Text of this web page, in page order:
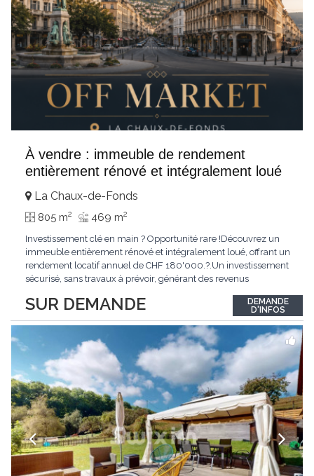
À vendre : immeuble de rendement
entièrement rénové et intégralement loué
SUR DEMANDE
La Chaux-de-Fonds
805 m2 469 m2
Investissement clé en main ? Opportunité rare !Découvrez un
immeuble entièrement rénové et intégralement loué, offrant un
rendement locatif annuel de CHF 180'000.?.Un investissement
sécurisé, sans travaux à prévoir, générant des revenus
d'informations ou recevoir le dossier.
DEMANDE
D'INFOS